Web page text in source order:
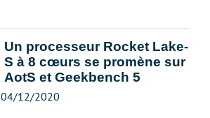
Un processeur Rocket Lake-
S à 8 cœurs se promène sur
AotS et Geekbench 5
04/12/2020